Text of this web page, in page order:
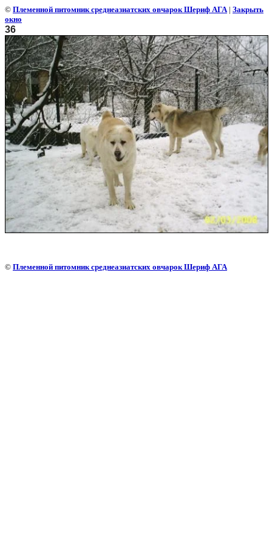
© Племенной питомник среднеазиатских овчарок Шериф АГА| Закрыть
окно
36
© Племенной питомник среднеазиатских овчарок Шериф АГА